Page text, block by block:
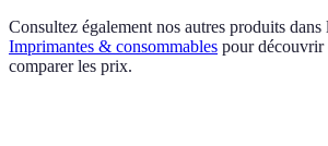
Consultez également nos autres produits dans
Imprimantes & consommables pour découvrir
comparer les prix.